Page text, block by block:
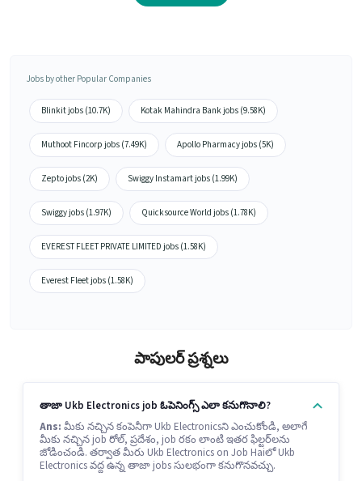
Jobs by other Popular Companies
Blinkit jobs (10.7K) Kotak Mahindra Bank jobs (9.58K)
Muthoot Fincorp jobs (7.49K) Apollo Pharmacy jobs (5K)
Zepto jobs (2K) Swiggy Instamart jobs (1.99K)
Swiggy jobs (1.97K) Quicksource World jobs (1.78K)
EVEREST FLEET PRIVATE LIMITED jobs (1.58K)
Everest Fleet jobs (1.58K)
పాపులర్ ప్రశ్నలు
తాజా Ukb Electronics job ఓపెనింగ్స్ ఎలా కనుగొనాలి?
Ans: మీకు నచ్చిన కంపెనీగా Ukb Electronicsని ఎంచుకోండి, అలాగే
మీకు నచ్చిన job రోల్, ప్రదేశం, job రకం లాంటి ఇతర ఫిల్టర్‌లను
జోడించండి. తర్వాత మీరు Ukb Electronics on Job Haiలో Ukb
Electronics వద్ద ఉన్న తాజా jobs సులభంగా కనుగొనవచ్చు.